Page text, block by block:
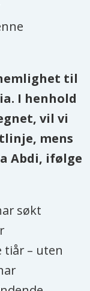
til
I henhold
vil vi
mens
Abdi, ifølge
søkt
tiår – uten